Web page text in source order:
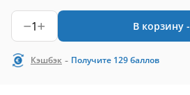
1 В корзину -
Кэшбэк - Получите 129баллов